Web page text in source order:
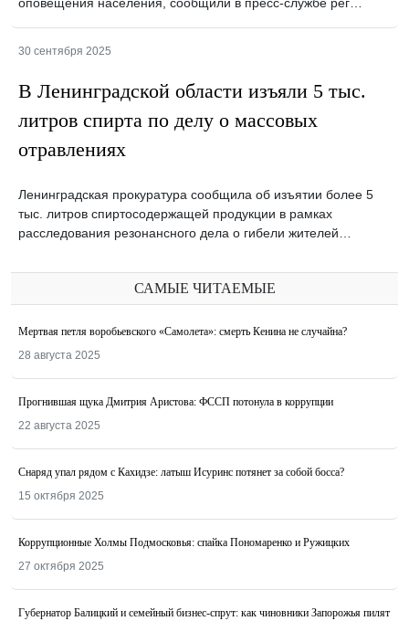
30 сентября 2025
В Ленинградской области изъяли 5 тыс.
литров спирта по делу о массовых
отравлениях
Ленинградская прокуратура сообщила об изъятии более 5
тыс. литров спиртосодержащей продукции в рамках
расследования резонансного дела о гибели жителей…
САМЫЕ ЧИТАЕМЫЕ
Мертвая петля воробьевского «Самолета»: смерть Кенина не случайна?
28 августа 2025
Прогнившая щука Дмитрия Аристова: ФССП потонула в коррупции
22 августа 2025
Снаряд упал рядом с Кахидзе: латыш Исуринс потянет за собой босса?
15 октября 2025
Коррупционные Холмы Подмосковья: спайка Пономаренко и Ружицких
27 октября 2025
Губернатор Балицкий и семейный бизнес-спрут: как чиновники Запорожья пилят